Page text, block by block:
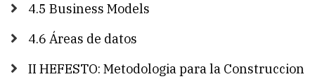
4.5 Business Models
4.6 Áreas de datos
II HEFESTO: Metodologia para la Construccion